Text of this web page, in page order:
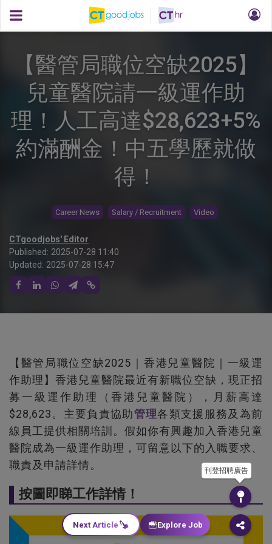
【醫管局職位空缺2025】
兒童醫院請一級運作助
理！人工高達$28,623+5%
約滿酬金！中五學歷就做
得！
Career News Salary / Recruitment Video
CTgoodjobs' Editor
Published: 2025-07-28 11:40
Updated: 2025-07-28 15:47
【醫管局職位空缺2025｜香港兒童醫院｜一級運
作助理】香港兒童醫院最近有新職位空缺，現正招
募一級運作助理（香港兒童醫院），月薪高達
$28,623。主要負責協助管理各類支援服務及為前
線員工提供相關培訓。假如你有興趣加入香港兒童
醫院成為一級運作助理，可留意以下的入職要求、
職責及申請詳情。
按圖即睇工作詳情！
刊登招聘廣告
Next Article Explore Job